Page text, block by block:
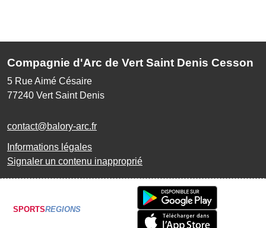
Compagnie d'Arc de Vert Saint Denis Cesson
5 Rue Aimé Césaire
77240 Vert Saint Denis
contact@balory-arc.fr
Informations légales
Signaler un contenu inapproprié
SPORTSREGIONS